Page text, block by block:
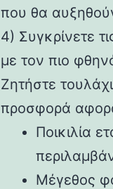
που θα
4) Συγκρίνετε
με τον πιο
Ζητήστε
προσφορά αφορά
Ποικιλία
Μέγεθος